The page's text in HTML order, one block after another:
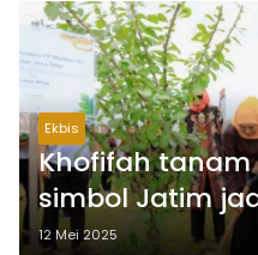
Ekbis
Khofifah tanam
simbol Jatim
Nusantara
12 Mei 2025